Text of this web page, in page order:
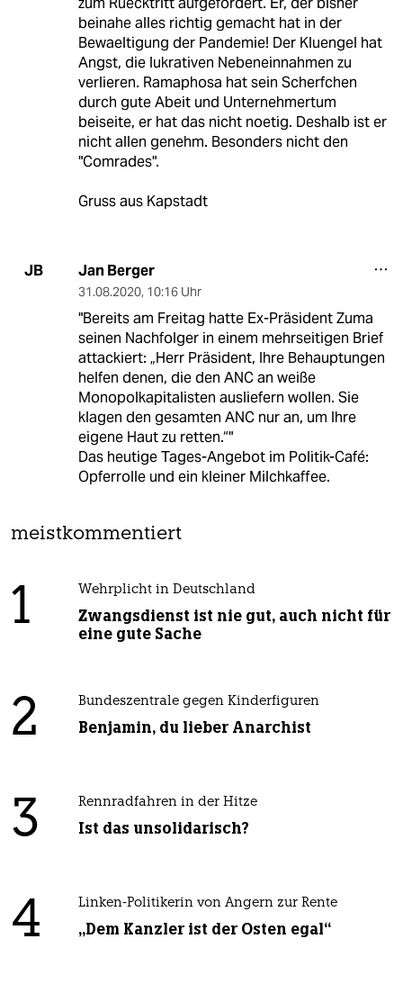
beinahe alles richtig gemacht hat in der
Bewaeltigung der Pandemie! Der Kluengel hat
Angst, die lukrativen Nebeneinnahmen zu
verlieren. Ramaphosa hat sein Scherfchen
durch gute Abeit und Unternehmertum
beiseite, er hat das nicht noetig. Deshalb ist er
nicht allen genehm. Besonders nicht den
"Comrades".
Gruss aus Kapstadt
JB Jan Berger
31.08.2020, 10:16 Uhr
"Bereits am Freitag hatte Ex-Präsident Zuma
seinen Nachfolger in einem mehrseitigen Brief
attackiert: „Herr Präsident, Ihre Behauptungen
helfen denen, die den ANC an weiße
Monopolkapitalisten ausliefern wollen. Sie
klagen den gesamten ANC nur an, um Ihre
eigene Haut zu retten.“"
Das heutige Tages-Angebot im Politik-Café:
Opferrolle und ein kleiner Milchkaffee.
meistkommentiert
1 Wehrplicht in Deutschland
Zwangsdienst ist nie gut, auch nicht für
eine gute Sache
2 Bundeszentrale gegen Kinderfiguren
Benjamin, du lieber Anarchist
3 Rennradfahren in der Hitze
Ist das unsolidarisch?
4 Linken-Politikerin von Angern zur Rente
„Dem Kanzler ist der Osten egal“